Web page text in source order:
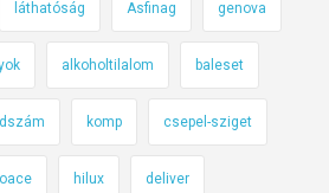
láthatóság Asfinag genova
alkoholtilalom baleset
komp csepel-sziget
hilux deliver